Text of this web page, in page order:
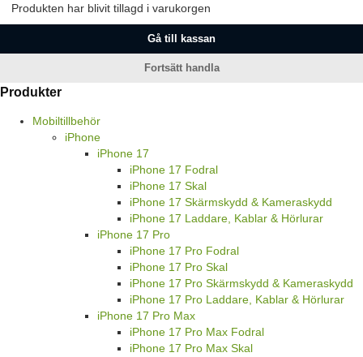
Produkten har blivit tillagd i varukorgen
Gå till kassan
Fortsätt handla
Produkter
Mobiltillbehör
iPhone
iPhone 17
iPhone 17 Fodral
iPhone 17 Skal
iPhone 17 Skärmskydd & Kameraskydd
iPhone 17 Laddare, Kablar & Hörlurar
iPhone 17 Pro
iPhone 17 Pro Fodral
iPhone 17 Pro Skal
iPhone 17 Pro Skärmskydd & Kameraskydd
iPhone 17 Pro Laddare, Kablar & Hörlurar
iPhone 17 Pro Max
iPhone 17 Pro Max Fodral
iPhone 17 Pro Max Skal